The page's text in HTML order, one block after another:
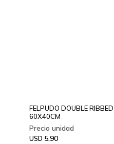
FELPUDO DOUBLE
60X40CM
USD 5,90